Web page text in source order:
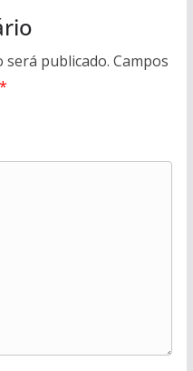
será publicado. Campos
*